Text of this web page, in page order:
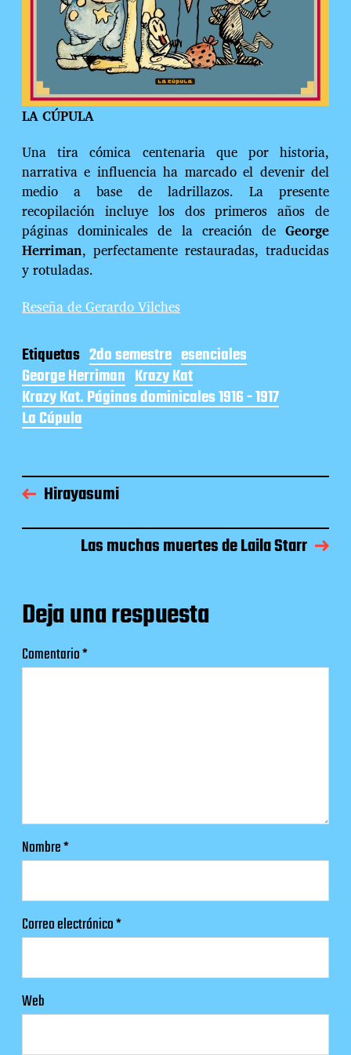
LA CÚPULA
Una tira cómica centenaria que por historia,
narrativa e influencia ha marcado el devenir del
medio a base de ladrillazos. La presente
recopilación incluye los dos primeros años de
páginas dominicales de la creación de George
Herriman, perfectamente restauradas, traducidas
y rotuladas.
Reseña de Gerardo Vilches
Etiquetas 2do semestre esenciales
George Herriman Krazy Kat
Krazy Kat. Páginas dominicales 1916 - 1917
La Cúpula
Hirayasumi
Las muchas muertes de Laila Starr
Deja una respuesta
Comentario*
Nombre*
Correo electrónico*
Web